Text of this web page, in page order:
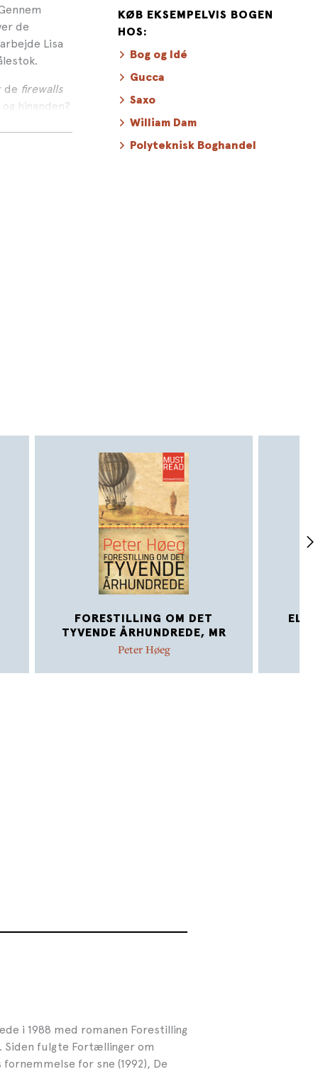
de
Lisa
de firewalls
hinanden?
til for at
forbindelser
KØB EKSEMPELVIS BOGEN
HOS:
Bog og Idé
Gucca
Saxo
William Dam
Polyteknisk Boghandel
FORESTILLING OM DET
TYVENDE ÅRHUNDREDE, MR
Peter Høeg
i 1988 med romanen Forestilling
Siden fulgte Fortællinger om
fornemmelse for sne (1992), De